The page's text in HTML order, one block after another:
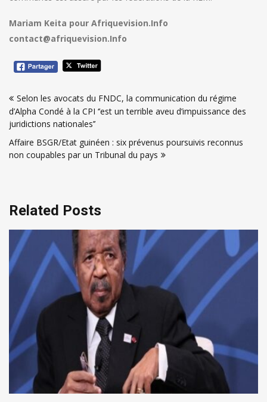
Mariam Keita pour Afriquevision.Info
contact@afriquevision.Info
de
l’article
Selon les avocats du FNDC, la communication du régime
d’Alpha Condé à la CPI ‘’est un terrible aveu d’impuissance des
juridictions nationales’’
Affaire BSGR/Etat guinéen : six prévenus poursuivis reconnus
non coupables par un Tribunal du pays
Related Posts